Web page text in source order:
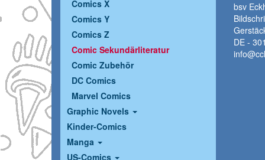
Comics X
Comics Y
Comics Z
Comic Sekundärliteratur
Comic Zubehör
DC Comics
Marvel Comics
Graphic Novels
Kinder-Comics
Manga
US-Comics
bsv
DE -